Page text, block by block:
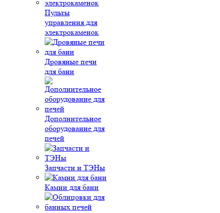
Пульты
управления для
электрокаменок
Дровяные печи
для бани
Дополнительное
оборудование для
печей
Запчасти и ТЭНы
Камни для бани